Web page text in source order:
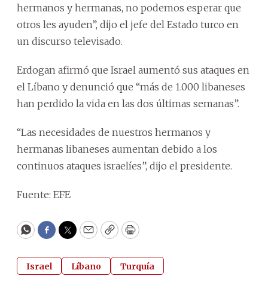
hermanos y hermanas, no podemos esperar que
otros les ayuden”, dijo el jefe del Estado turco en
un discurso televisado.
Erdogan afirmó que Israel aumentó sus ataques en
el Líbano y denunció que “más de 1.000 libaneses
han perdido la vida en las dos últimas semanas”.
“Las necesidades de nuestros hermanos y
hermanas libaneses aumentan debido a los
continuos ataques israelíes”, dijo el presidente.
Fuente: EFE
WhatsApp
Facebook
Twitter
EmailCopyPrint
Israel Líbano Turquía